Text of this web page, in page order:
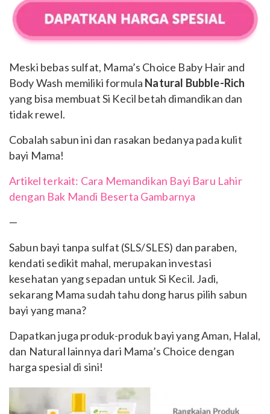
Meski bebas sulfat, Mama’s Choice Baby Hair and
Body Wash memiliki formula Natural Bubble-Rich
yang bisa membuat Si Kecil betah dimandikan dan
tidak rewel.
Cobalah sabun ini dan rasakan bedanya pada kulit
bayi Mama!
Artikel terkait: Cara Memandikan Bayi Baru Lahir
dengan Bak Mandi Beserta Gambarnya
—
Sabun bayi tanpa sulfat (SLS/SLES) dan paraben,
kendati sedikit mahal, merupakan investasi
kesehatan yang sepadan untuk Si Kecil. Jadi,
sekarang Mama sudah tahu dong harus pilih sabun
bayi yang mana?
Dapatkan juga produk-produk bayi yang Aman, Halal,
dan Natural lainnya dari Mama’s Choice dengan
harga spesial di sini!